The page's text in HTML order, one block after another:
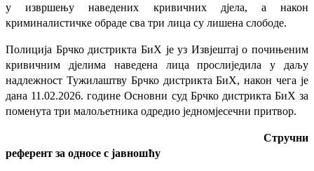
у извршењу наведених кривичних дјела, а након
криминалистичке обраде сва три лица су лишена слободе.
Полиција Брчко дистрикта БиХ је уз Извјештај о почињеним
кривичним дјелима наведена лица прослиједила у даљу
надлежност Тужилаштву Брчко дистрикта БиХ, након чега је
дана 11.02.2026. године Основни суд Брчко дистрикта БиХ за
поменута три малољетника одредио једномјесечни притвор.
Стручни
референт за односе с јавношћу